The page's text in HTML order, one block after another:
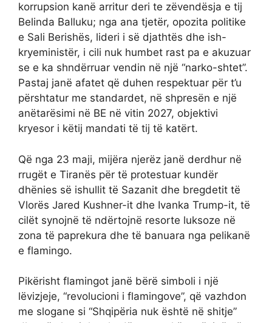
korrupsion kanë arritur deri te zëvendësja e tij
Belinda Balluku; nga ana tjetër, opozita politike
e Sali Berishës, lideri i së djathtës dhe ish-
kryeministër, i cili nuk humbet rast pa e akuzuar
se e ka shndërruar vendin në një “narko-shtet”.
Pastaj janë afatet që duhen respektuar për t’u
përshtatur me standardet, në shpresën e një
anëtarësimi në BE në vitin 2027, objektivi
kryesor i këtij mandati të tij të katërt.
Që nga 23 maji, mijëra njerëz janë derdhur në
rrugët e Tiranës për të protestuar kundër
dhënies së ishullit të Sazanit dhe bregdetit të
Vlorës Jared Kushner-it dhe Ivanka Trump-it, të
cilët synojnë të ndërtojnë resorte luksoze në
zona të paprekura dhe të banuara nga pelikanë
e flamingo.
Pikërisht flamingot janë bërë simboli i një
lëvizjeje, “revolucioni i flamingove”, që vazhdon
me slogane si “Shqipëria nuk është në shitje”